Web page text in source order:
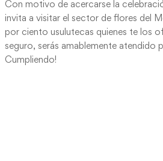
Con motivo de acercarse la
invita a visitar el sector de flores del
por ciento usulutecas quienes te los
seguro, serás amablemente atendido
Cumpliendo!